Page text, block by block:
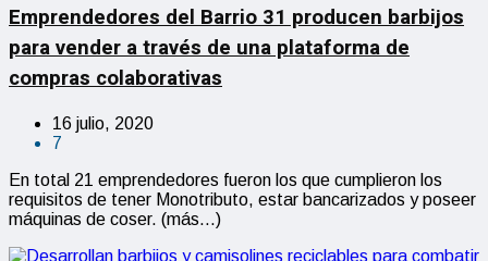
Emprendedores del Barrio 31 producen barbijos
para vender a través de una plataforma de
compras colaborativas
16 julio, 2020
7
En total 21 emprendedores fueron los que cumplieron los
requisitos de tener Monotributo, estar bancarizados y poseer
máquinas de coser. (más…)